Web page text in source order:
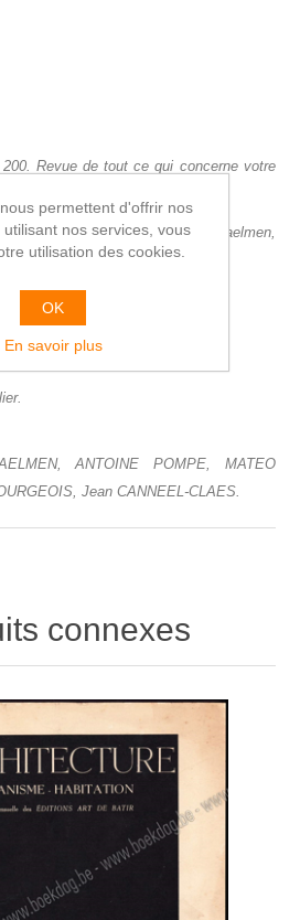
Revue de tout ce qui concerne votre
disparu, L. Van der Swaelmen,
cités-jardins.
ANTOINE POMPE, MATEO
Jean CANNEEL-CLAES.
connexes
permettent d'offrir nos
nos services, vous
utilisation des cookies.
OK
En savoir plus